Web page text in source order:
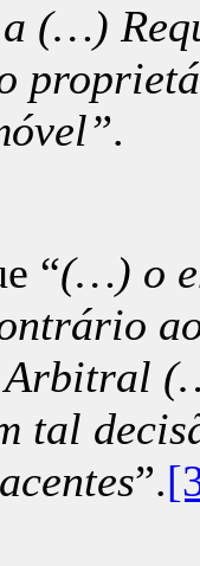
(…)
.
“(…) o
Arbitral
tal
”.